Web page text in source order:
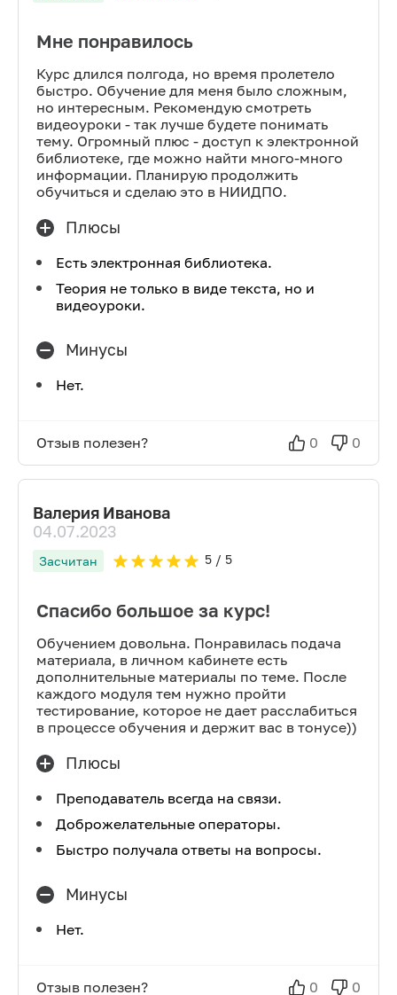
Мне понравилось
Курс длился полгода, но время пролетело
быстро. Обучение для меня было сложным,
но интересным. Рекомендую смотреть
видеоуроки - так лучше будете понимать
тему. Огромный плюс - доступ к электронной
библиотеке, где можно найти много-много
информации. Планирую продолжить
обучиться и сделаю это в НИИДПО.
Плюсы
Есть электронная библиотека.
Теория не только в виде текста, но и
видеоуроки.
Минусы
Нет.
Отзыв полезен? 0 0
Валерия Иванова
04.07.2023
Засчитан 5/ 5
Спасибо большое за курс!
Обучением довольна. Понравилась подача
материала, в личном кабинете есть
дополнительные материалы по теме. После
каждого модуля тем нужно пройти
тестирование, которое не дает расслабиться
в процессе обучения и держит вас в тонусе))
Плюсы
Преподаватель всегда на связи.
Доброжелательные операторы.
Быстро получала ответы на вопросы.
Минусы
Нет.
Отзыв полезен? 0 0